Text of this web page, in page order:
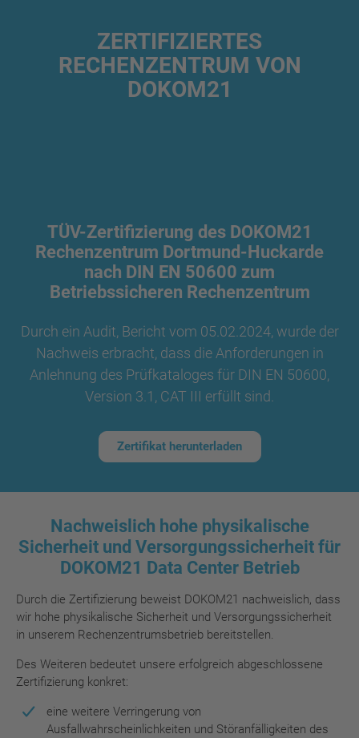
ZERTIFIZIERTES
RECHENZENTRUM VON
DOKOM21
TÜV-Zertifizierung des DOKOM21
Rechenzentrum Dortmund-Huckarde
nach DIN EN 50600 zum
Betriebssicheren Rechenzentrum
Durch ein Audit, Bericht vom 05.02.2024, wurde der
Nachweis erbracht, dass die Anforderungen in
Anlehnung des Prüfkataloges für DIN EN 50600,
Version 3.1, CAT III erfüllt sind.
Zertifikat herunterladen
Nachweislich hohe physikalische
Sicherheit und Versorgungssicherheit für
DOKOM21 Data Center Betrieb
Durch die Zertifizierung beweist DOKOM21 nachweislich, dass
wir hohe physikalische Sicherheit und Versorgungssicherheit
in unserem Rechenzentrumsbetrieb bereitstellen.
Des Weiteren bedeutet unsere erfolgreich abgeschlossene
Zertifizierung konkret:
eine weitere Verringerung von
Ausfallwahrscheinlichkeiten und Störanfälligkeiten des